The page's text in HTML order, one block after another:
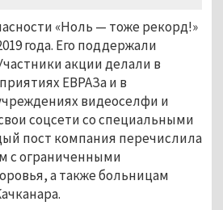
«Ноль — тоже рекорд!»
года. Его поддержали
акции делали в
ЕВРАЗа и в
видеоселфи и
соцсети со специальными
пост компания перечислила
с ограниченными
а также больницам